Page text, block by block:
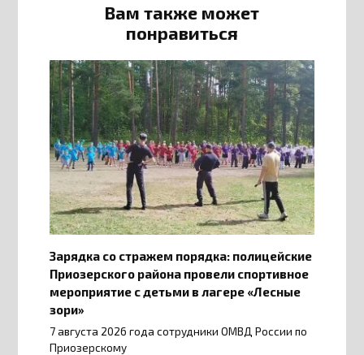
Вам также может
понравиться
Зарядка со стражем порядка: полицейские
Приозерского района провели спортивное
мероприятие с детьми в лагере «Лесные
зори»
7 августа 2026 года сотрудники ОМВД России по
Приозерскому